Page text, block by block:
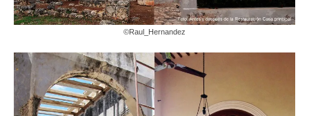
©Raul_Hernandez